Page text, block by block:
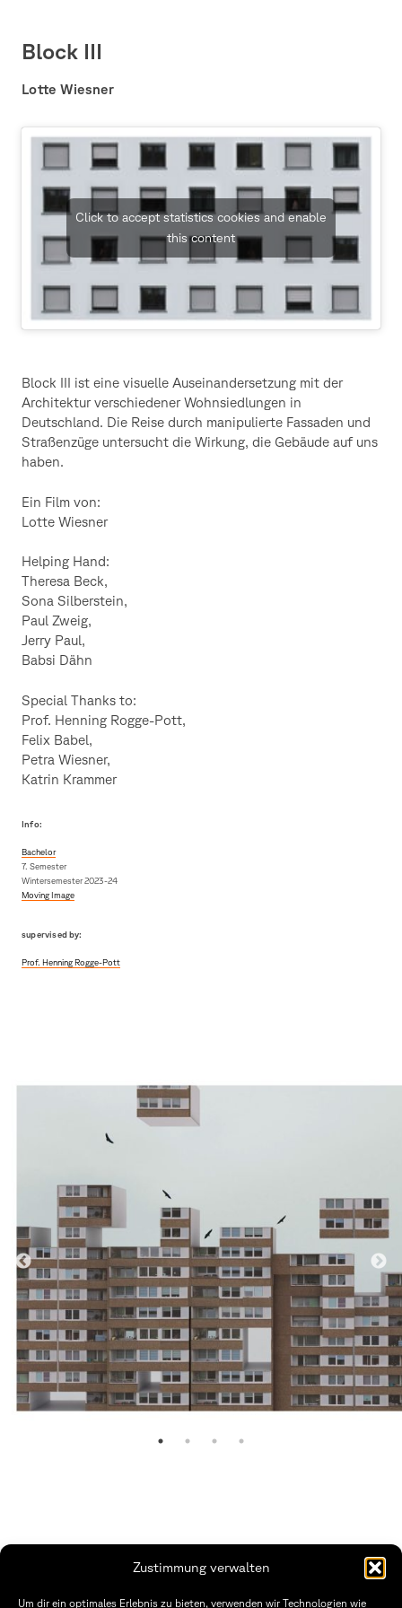
Zustimmung verwalten
Um dir ein optimales Erlebnis zu bieten, verwenden wir Technologien wie
Block III
Lotte Wiesner
Click to accept statistics cookies and enable
this content
Block III ist eine visuelle Auseinandersetzung mit der
Architektur verschiedener Wohnsiedlungen in
Deutschland. Die Reise durch manipulierte Fassaden und
Straßenzüge untersucht die Wirkung, die Gebäude auf uns
haben.
Ein Film von:
Lotte Wiesner
Helping Hand:
Theresa Beck,
Sona Silberstein,
Paul Zweig,
Jerry Paul,
Babsi Dähn
Special Thanks to:
Prof. Henning Rogge-Pott,
Felix Babel,
Petra Wiesner,
Katrin Krammer
Info:
Bachelor
7. Semester
Wintersemester 2023-24
Moving Image
supervised by:
Prof. Henning Rogge-Pott
THWS | Fakultät Gestaltung Würzburg